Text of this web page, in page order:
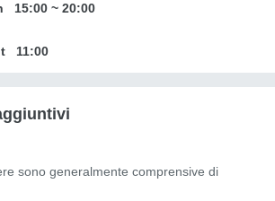
15:00 ~ 20:00
11:00
sono generalmente comprensive di